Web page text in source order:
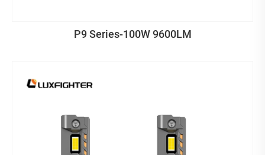
P9 Series-100W 9600LM